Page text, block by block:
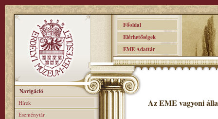
Főoldal
Elérhetőségek
EME Adattár
Navigáció
Hírek
Eseménytár
Az EME vagyoni